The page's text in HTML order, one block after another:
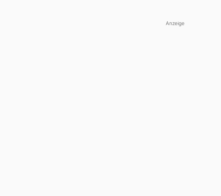
Anzeige